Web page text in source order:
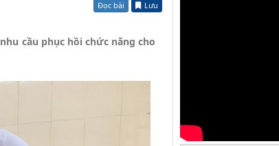
Đọc bài Lưu
cầu phục hồi chức năng cho